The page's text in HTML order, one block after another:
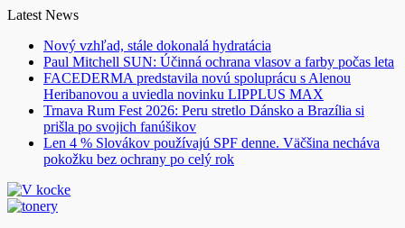
Skip
content
Latest News
Nový vzhľad, stále dokonalá hydratácia
Paul Mitchell SUN: Účinná ochrana vlasov a farby počas leta
FACEDERMA predstavila novú spoluprácu s Alenou
Heribanovou a uviedla novinku LIPPLUS MAX
Trnava Rum Fest 2026: Peru stretlo Dánsko a Brazília si
prišla po svojich fanúšikov
Len 4 % Slovákov používajú SPF denne. Väčšina necháva
pokožku bez ochrany po celý rok